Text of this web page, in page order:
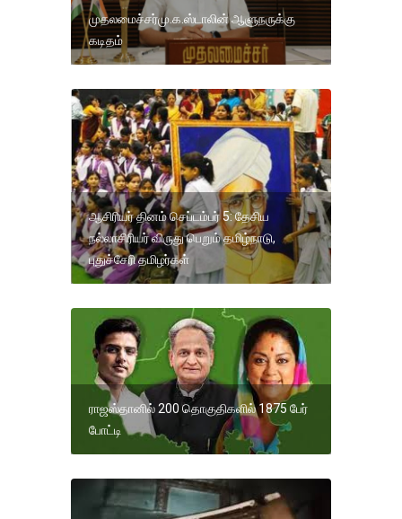
முதலமைச்சர்மு.க.ஸ்டாலின் ஆளுநருக்கு
கடிதம்
ஆசிரியர் தினம் செப்டம்பர் 5: தேசிய
நல்லாசிரியர் விருது பெறும் தமிழ்நாடு,
புதுச்சேரி தமிழர்கள்
ராஜஸ்தானில் 200 தொகுதிகளில் 1875 பேர்
போட்டி